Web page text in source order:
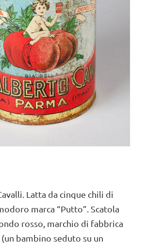
Latta da cinque chili di
marca “Putto”. Scatola
rosso, marchio di fabbrica
bambino seduto su un